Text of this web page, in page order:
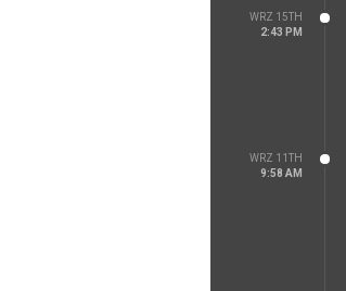
WRZ 15TH
2:43 PM
WRZ 11TH
9:58 AM